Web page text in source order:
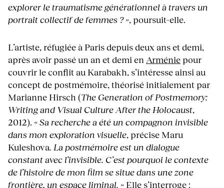
explorer le traumatisme générationnel à travers un
portrait collectif de femmes ? », poursuit-elle.
L’artiste, réfugiée à Paris depuis deux ans et demi,
après avoir passé un an et demi en Arméniepour
couvrir le conflit au Karabakh, s’intéresse ainsi au
concept de postmémoire, théorisé initialement par
Marianne Hirsch (The Generation of Postmemory:
Writing and Visual Culture After the Holocaust,
2012). « Sa recherche a été un compagnon invisible
dans mon exploration visuelle, précise Maru
Kuleshova. La postmémoire est un dialogue
constant avec l’invisible. C’est pourquoi le contexte
de l’histoire de mon film se situe dans une zone
frontière, un espace liminal. » Elle s’interroge :